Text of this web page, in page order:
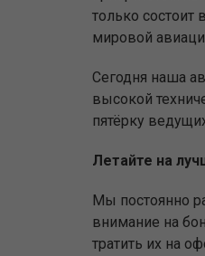
только состоит
мировой
Сегодня наша
высокой
пятёрку
Летайте на
Мы постоянно
внимание на
тратить их на